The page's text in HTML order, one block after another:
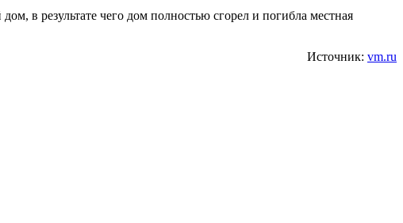
в результате чего дом полностью сгорел и погибла местная
Источник: vm.ru